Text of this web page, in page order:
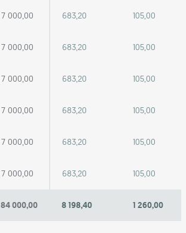
7 000,00 683,20 105,00
7 000,00 683,20 105,00
7 000,00 683,20 105,00
7 000,00 683,20 105,00
7 000,00 683,20 105,00
7 000,00 683,20 105,00
84 000,00 8 198,40 1 260,00